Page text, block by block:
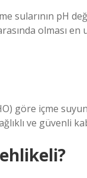
sularının pH
olması
göre içme
ve güvenli